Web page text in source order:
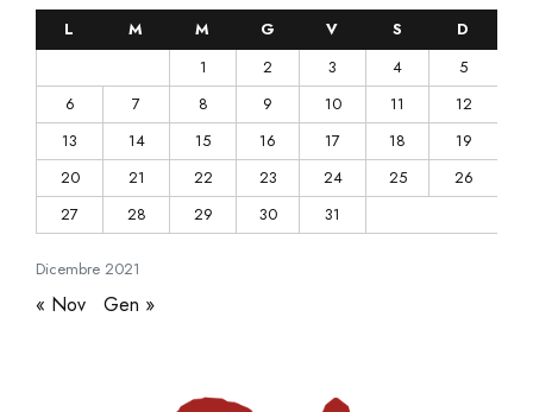
Dicembre 2021
L M M G V S
D
1
2 3 4
5
6
7 8 9 10 11
12
13
14 15 16 17 18
19
20
21 22 23 24 25
26
27
28 29 30 31
« Nov Gen »